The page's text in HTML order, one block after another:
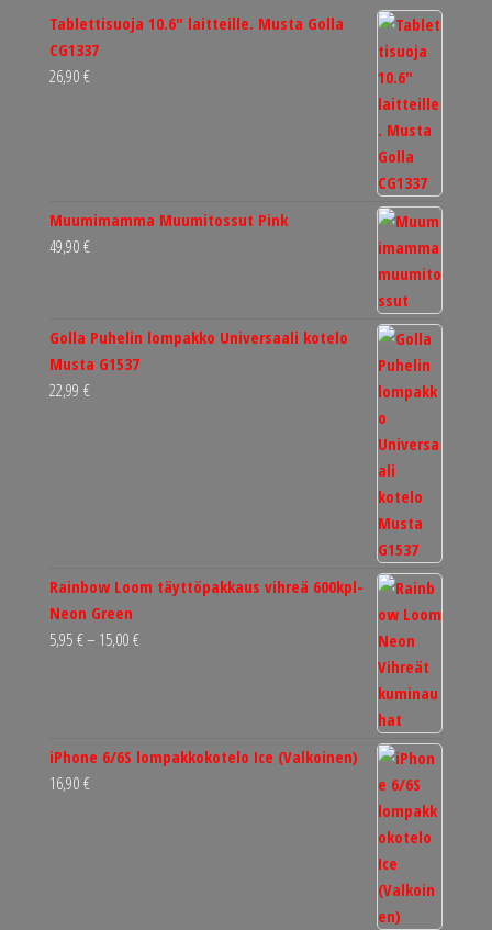
Tablettisuoja 10.6" laitteille. Musta Golla
CG1337
26,90 €
Muumimamma Muumitossut Pink
49,90 €
Golla Puhelin lompakko Universaali kotelo
Musta G1537
22,99 €
Rainbow Loom täyttöpakkaus vihreä 600kpl-
Neon Green
5,95 €– 15,00 €Hintaluokka:
iPhone 6/6S lompakkokotelo Ice (Valkoinen)
16,90 €